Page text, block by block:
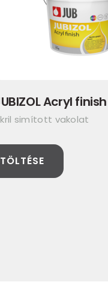
Acryl
simított vakolat